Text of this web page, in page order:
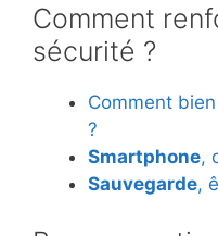
Comment
sécurité ?
Comment
?
Smartphone,
Sauvegarde,